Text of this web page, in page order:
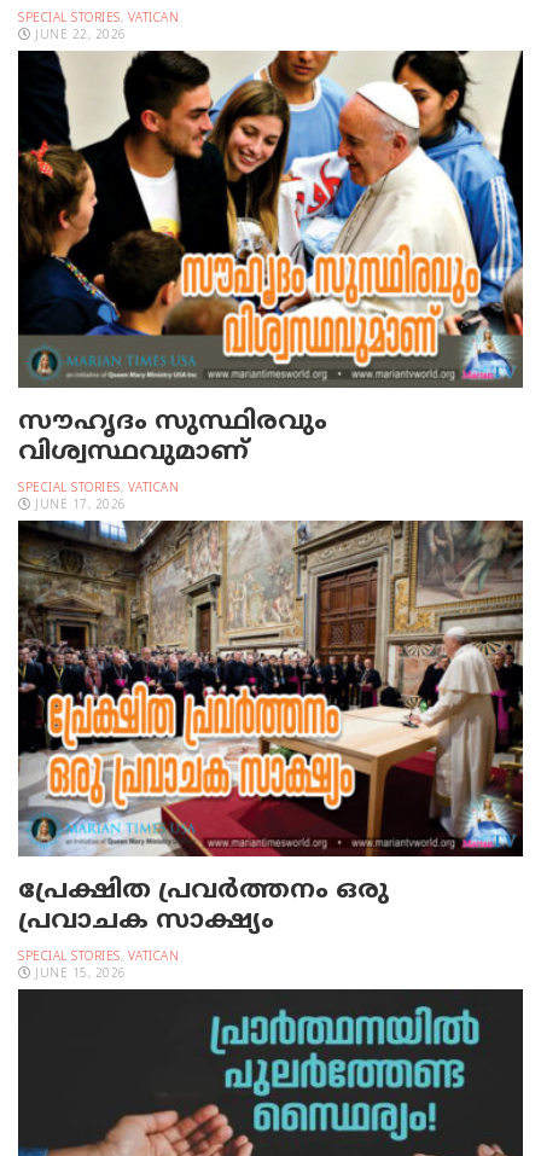
SPECIAL STORIES, VATICAN
JUNE 22, 2026
സൗഹൃദം സുസ്ഥിരവും
വിശ്വസ്ഥവുമാണ്
SPECIAL STORIES, VATICAN
JUNE 17, 2026
പ്രേക്ഷിത പ്രവര്‍ത്തനം ഒരു
പ്രവാചക സാക്ഷ്യം
SPECIAL STORIES, VATICAN
JUNE 15, 2026